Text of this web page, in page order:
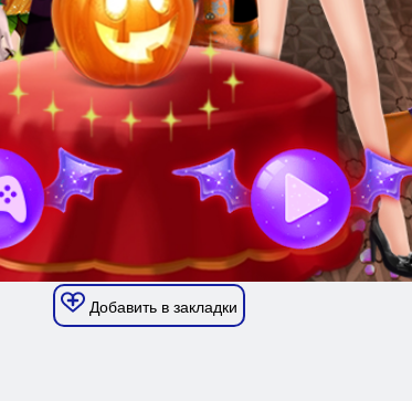
Добавить в закладки